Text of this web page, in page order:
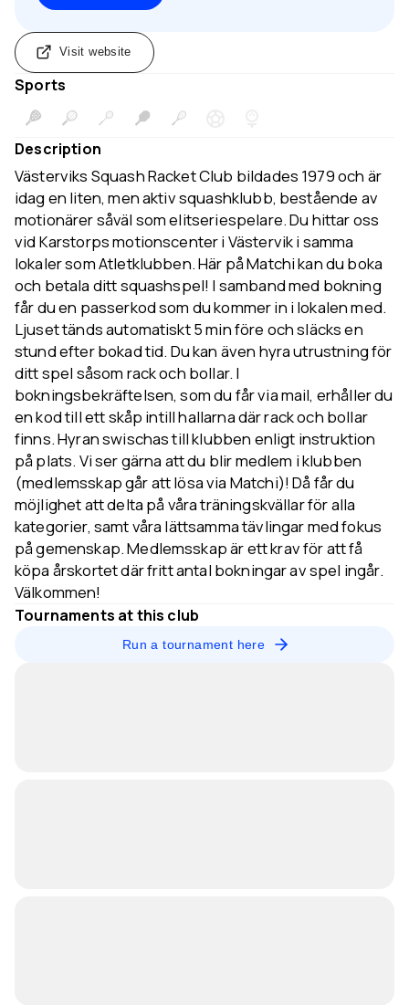
Visit website
Sports
Description
Västerviks Squash Racket Club bildades 1979 och är
idag en liten, men aktiv squashklubb, bestående av
motionärer såväl som elitseriespelare. Du hittar oss
vid Karstorps motionscenter i Västervik i samma
lokaler som Atletklubben. Här på Matchi kan du boka
och betala ditt squashspel! I samband med bokning
får du en passerkod som du kommer in i lokalen med.
Ljuset tänds automatiskt 5 min före och släcks en
stund efter bokad tid. Du kan även hyra utrustning för
ditt spel såsom rack och bollar. I
bokningsbekräftelsen, som du får via mail, erhåller du
en kod till ett skåp intill hallarna där rack och bollar
finns. Hyran swischas till klubben enligt instruktion
på plats. Vi ser gärna att du blir medlem i klubben
(medlemsskap går att lösa via Matchi)! Då får du
möjlighet att delta på våra träningskvällar för alla
kategorier, samt våra lättsamma tävlingar med fokus
på gemenskap. Medlemsskap är ett krav för att få
köpa årskortet där fritt antal bokningar av spel ingår.
Välkommen!
Tournaments at this club
Run a tournament here